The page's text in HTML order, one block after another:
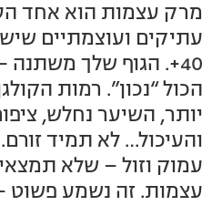
מרק עצמות הוא אחד
עתיקים ועוצמתיים
40+. הגוף שלך
הכול “נכון”. רמות
יותר, השיער נחלש,
והעיכול… לא תמיד
עמוק וזול – שלא
עצמות. זה נשמע פשוט